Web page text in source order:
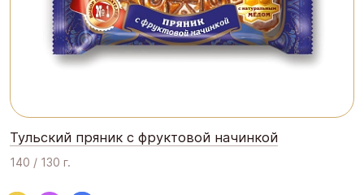
Тульский пряник с фруктовой начинкой
140 / 130 г.